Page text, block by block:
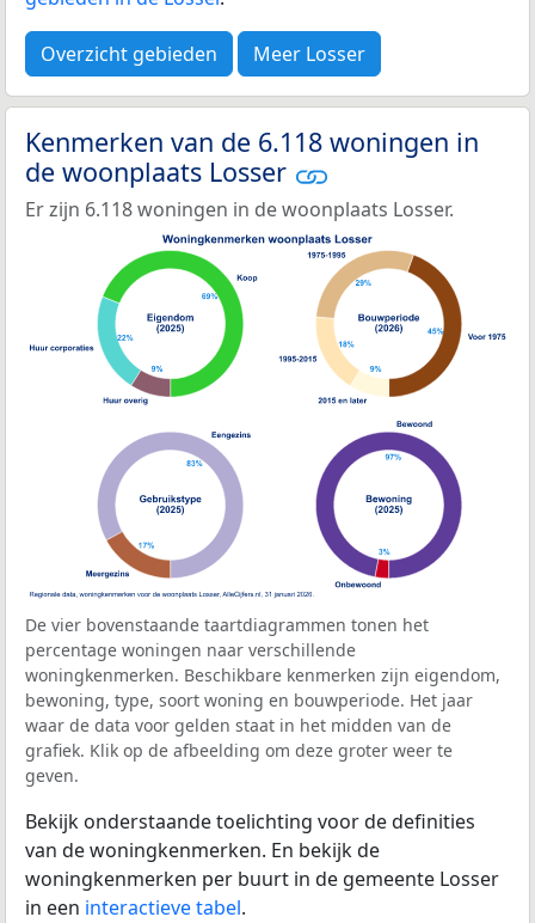
Overzicht gebieden Meer Losser
Kenmerken van de 6.118 woningen in
de woonplaats Losser
Er zijn 6.118 woningen in de woonplaats Losser.
De vier bovenstaande taartdiagrammen tonen het
percentage woningen naar verschillende
woningkenmerken. Beschikbare kenmerken zijn eigendom,
bewoning, type, soort woning en bouwperiode. Het jaar
waar de data voor gelden staat in het midden van de
grafiek. Klik op de afbeelding om deze groter weer te
geven.
Bekijk onderstaande toelichting voor de definities
van de woningkenmerken. En bekijk de
woningkenmerken per buurt in de gemeente Losser
in een interactieve tabel.